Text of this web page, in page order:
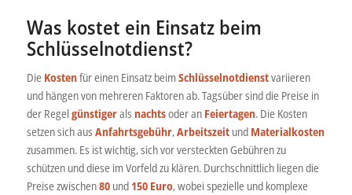
Was kostet ein Einsatz beim
Schlüsselnotdienst?
Die Kostenfür einen Einsatz beimSchlüsselnotdienstvariieren
und hängen von mehreren Faktoren ab. Tagsüber sind die Preise in
der Regelgünstigerals nachtsoder an Feiertagen. Die Kosten
setzen sich aus Anfahrtsgebühr,Arbeitszeitund Materialkosten
zusammen. Es ist wichtig, sich vor versteckten Gebühren zu
schützen und diese im Vorfeld zu klären. Durchschnittlich liegen die
Preise zwischen80und 150 Euro, wobei spezielle und komplexe